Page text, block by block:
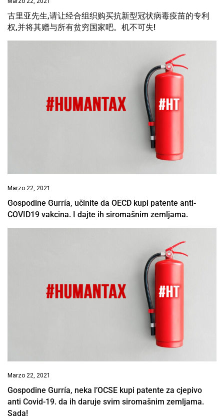
古里亚先生,请让经合组织购买抗新型冠状病毒疫苗的专利
权,并将其赠与所有贫穷国家吧。机不可失!
Marzo 22, 2021
Gospodine Gurría, učinite da OECD kupi patente anti-
COVID19 vakcina. I dajte ih siromašnim zemljama.
Marzo 22, 2021
Gospodine Gurría, neka l’OCSE kupi patente za cjepivo
anti Covid-19. da ih daruje svim siromašnim zemljama.
Sada!